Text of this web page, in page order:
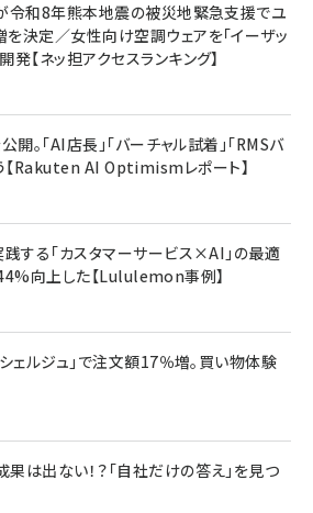
が令和8年熊本地震の被災地緊急支援でユ
決定／女性向け空調ウェアを「イーザッ
【ネッ担アクセスランキング】
開。「AI店長」「バーチャル試着」「RMSバ
【Rakuten AI Optimismレポート】
する「カスタマーサービス×AI」の最適
向上した【Lululemon事例】
ェルジュ」で注文額17％増。買い物体験
は出ない！？「自社だけの答え」を見つ